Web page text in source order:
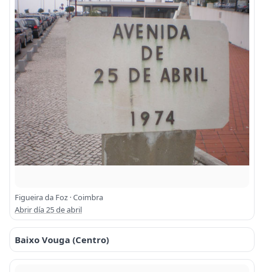
Figueira da Foz · Coimbra
Abrir día 25 de abril
Baixo Vouga (Centro)